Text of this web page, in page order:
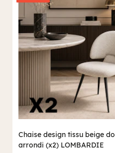
Chaise design tissu beige
arrondi (x2) LOMBARDIE